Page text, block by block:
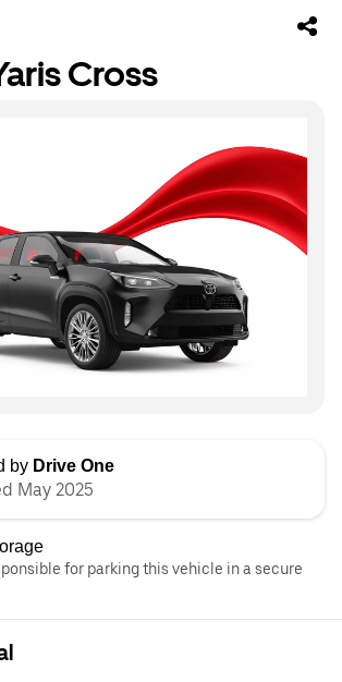
Cross
by Drive One
May 2025
for parking this vehicle in a secure